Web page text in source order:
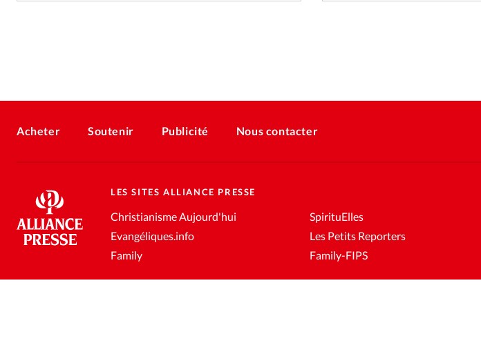
Acheter Soutenir Publicité Nous contacter
LES SITES ALLIANCE PRESSE
Christianisme Aujourd'hui
Evangéliques.info
Family
SpirituElles
Les Petits Reporters
Family-FIPS